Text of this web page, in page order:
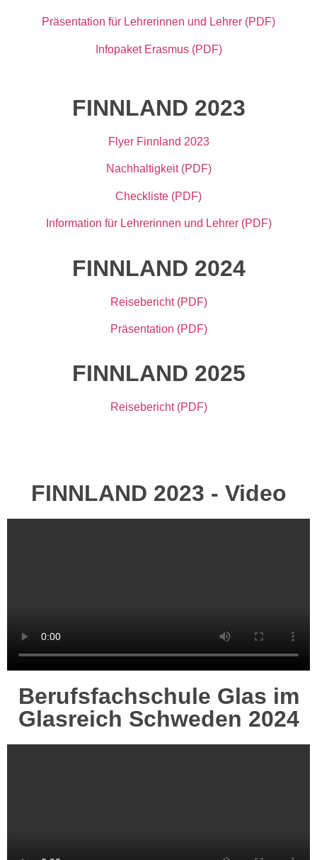
Präsentation für Lehrerinnen und Lehrer (PDF)
Infopaket Erasmus (PDF)
FINNLAND 2023
Flyer Finnland 2023
Nachhaltigkeit (PDF)
Checkliste (PDF)
Information für Lehrerinnen und Lehrer (PDF)
FINNLAND 2024
Reisebericht (PDF)
Präsentation (PDF)
FINNLAND 2025
Reisebericht (PDF)
FINNLAND 2023 - Video
Berufsfachschule Glas im
Glasreich Schweden 2024